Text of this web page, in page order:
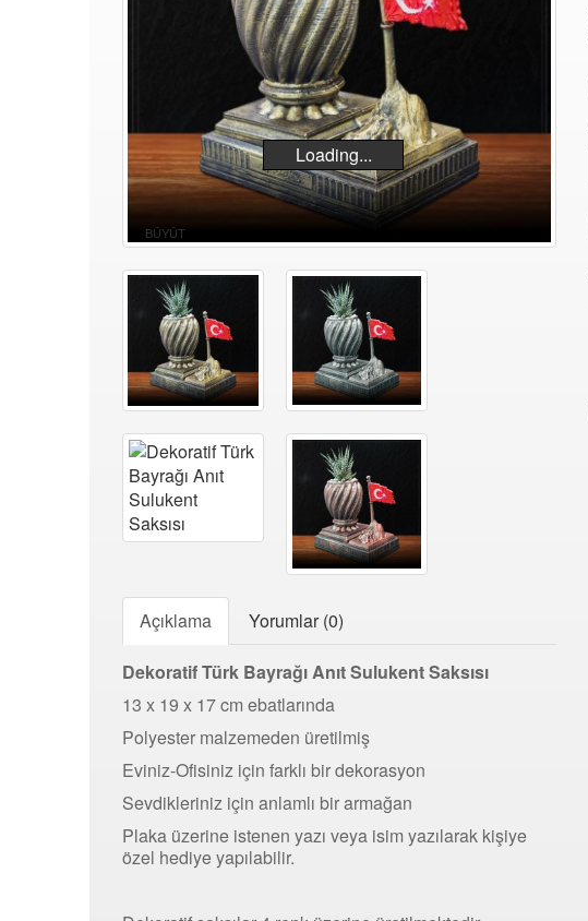
Loading...
BÜYÜT
Açıklama Yorumlar (0)
Dekoratif Türk Bayrağı Anıt Sulukent Saksısı
13 x 19 x 17 cm ebatlarında
Polyester malzemeden üretilmiş
Eviniz-Ofisiniz için farklı bir dekorasyon
Sevdikleriniz için anlamlı bir armağan
Plaka üzerine istenen yazı veya isim yazılarak kişiye
özel hediye yapılabilir.